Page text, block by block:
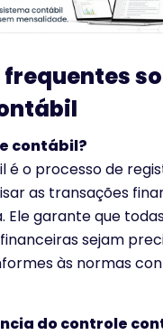
contábil?
é o processo de
as transações
Ele garante que
sejam
às normas
do controle